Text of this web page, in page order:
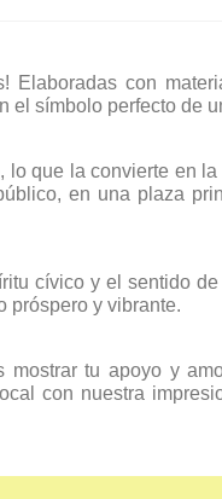
Elaboradas con
el símbolo perfecto de
que la convierte en
en una plaza
cívico y el sentido
próspero y vibrante.
tu apoyo y
con nuestra